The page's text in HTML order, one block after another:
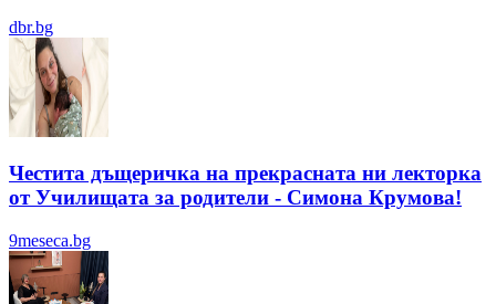
dbr.bg
Честита дъщеричка на прекрасната ни лекторка
от Училищата за родители - Симона Крумова!
9meseca.bg